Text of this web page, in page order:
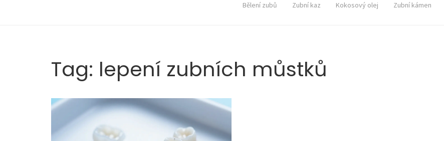
Bělení zubů Zubní kaz Kokosový olej Zubní kámen
Tag: lepení zubních můstků